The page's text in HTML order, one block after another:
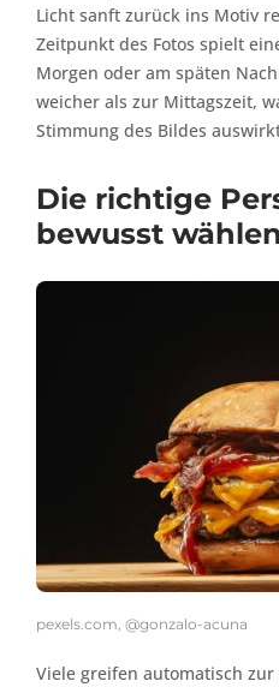
Licht sanft zurück ins Motiv
Zeitpunkt des Fotos spielt
Morgen oder am späten
weicher als zur Mittagszeit,
Stimmung des Bildes
Die richtige
bewusst wählen
pexels.com, @gonzalo-acuna
Viele greifen automatisch